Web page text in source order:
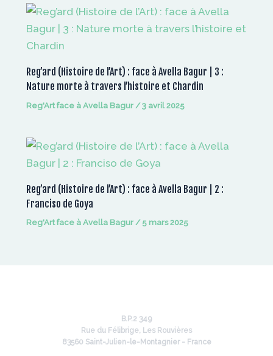
Reg’ard (Histoire de l’Art) : face à Avella Bagur | 3 :
Nature morte à travers l’histoire et Chardin
Reg'Art face à Avella Bagur/3 avril 2025
Reg’ard (Histoire de l’Art) : face à Avella Bagur | 2 :
Franciso de Goya
Reg'Art face à Avella Bagur/ 5 mars 2025
B.P.2 349
Rue du Félibrige, Les Rouvières
83560 Saint-Julien-le-Montagnier - France